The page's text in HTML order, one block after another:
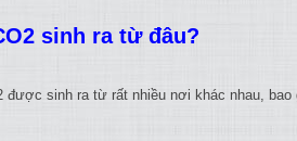
sinh ra từ đâu?
được sinh ra từ rất nhiều nơi khác nhau, bao